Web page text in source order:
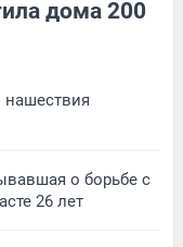
дома 200
нашествия
о борьбе с
26 лет